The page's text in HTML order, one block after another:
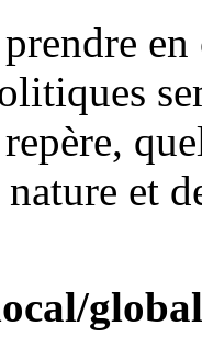
et
global